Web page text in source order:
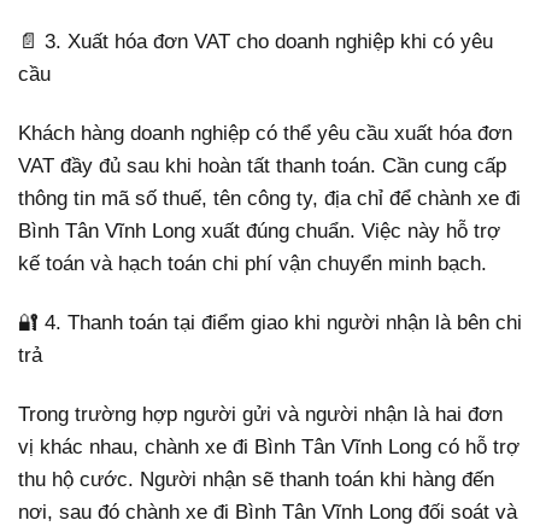
📄 3. Xuất hóa đơn VAT cho doanh nghiệp khi có yêu
cầu
Khách hàng doanh nghiệp có thể yêu cầu xuất hóa đơn
VAT đầy đủ sau khi hoàn tất thanh toán. Cần cung cấp
thông tin mã số thuế, tên công ty, địa chỉ để chành xe đi
Bình Tân Vĩnh Long xuất đúng chuẩn. Việc này hỗ trợ
kế toán và hạch toán chi phí vận chuyển minh bạch.
🔐 4. Thanh toán tại điểm giao khi người nhận là bên chi
trả
Trong trường hợp người gửi và người nhận là hai đơn
vị khác nhau, chành xe đi Bình Tân Vĩnh Long có hỗ trợ
thu hộ cước. Người nhận sẽ thanh toán khi hàng đến
nơi, sau đó chành xe đi Bình Tân Vĩnh Long đối soát và